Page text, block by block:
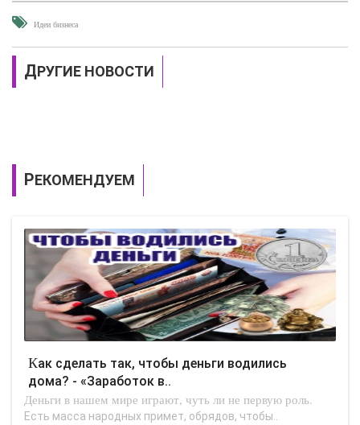
Идеи бизнеса
ДРУГИЕ НОВОСТИ
РЕКОМЕНДУЕМ
Как сделать так, чтобы деньги водились
дома? - «Заработок в..
Деньги в нашем мире играют, чуть ли не первую роль.
Есть масса народных примет, обрядов, чтобы..